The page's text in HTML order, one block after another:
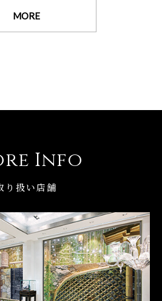
MORE
Info
り扱い店舗